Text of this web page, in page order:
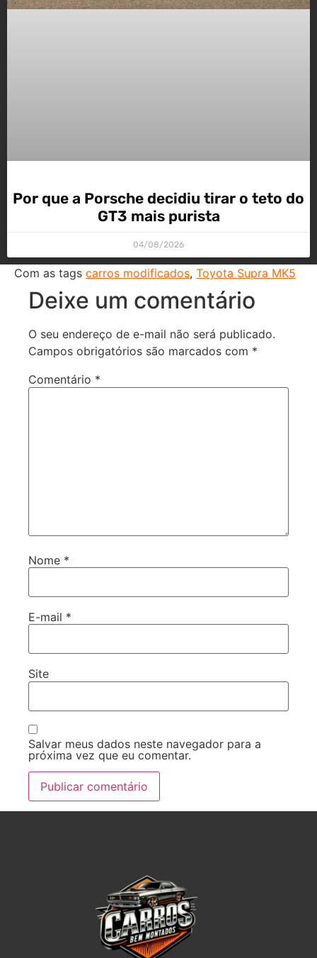
Por que a Porsche decidiu tirar o teto do
GT3 mais purista
04/08/2026
Com as tags carros modificados, Toyota Supra MK5
Deixe um comentário
O seu endereço de e-mail não será publicado.
Campos obrigatórios são marcados com *
Comentário *
Nome *
E-mail *
Site
Salvar meus dados neste navegador para a
próxima vez que eu comentar.